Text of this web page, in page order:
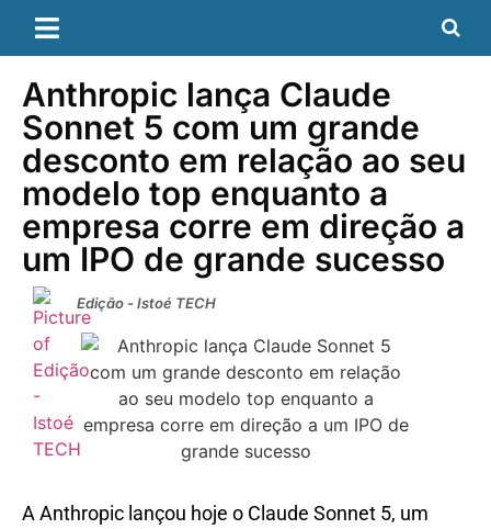
Anthropic lança Claude
Sonnet 5 com um grande
desconto em relação ao seu
modelo top enquanto a
empresa corre em direção a
um IPO de grande sucesso
Edição - Istoé TECH
A Anthropic lançou hoje o Claude Sonnet 5, um